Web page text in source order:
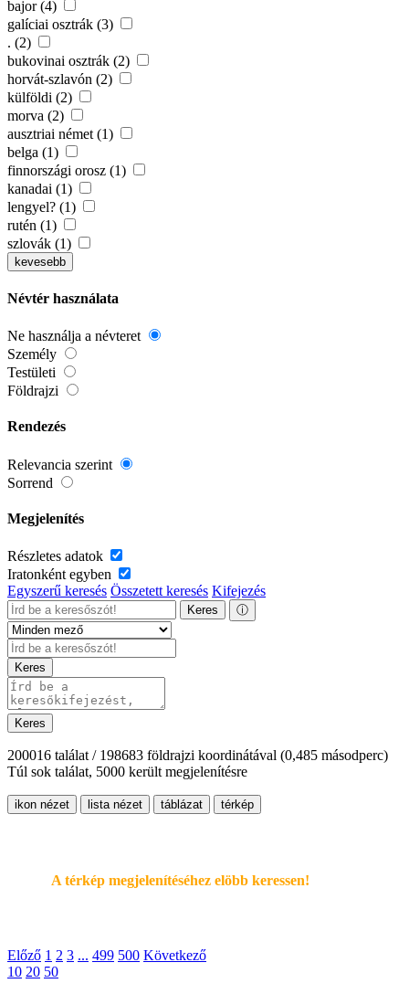
bajor (4)
galíciai osztrák (3)
. (2)
bukovinai osztrák (2)
horvát-szlavón (2)
külföldi (2)
morva (2)
ausztriai német (1)
belga (1)
finnországi orosz (1)
kanadai (1)
lengyel? (1)
rutén (1)
szlovák (1)
kevesebb
Névtér használata
Ne használja a névteret
Személy
Testületi
Földrajzi
Rendezés
Relevancia szerint
Sorrend
Megjelenítés
Részletes adatok
Iratonként egyben
Egyszerű keresés Összetett keresés Kifejezés
Keres ⓘ
Keres
Keres
200016 találat / 198683 földrajzi koordinátával (0,485 másodperc)
Túl sok találat, 5000 került megjelenítésre
ikon nézet lista nézet táblázat térkép
A térkép megjelenítéséhez elöbb keressen!
Előző 1 2 3 ... 499 500 Következő
10 20 50